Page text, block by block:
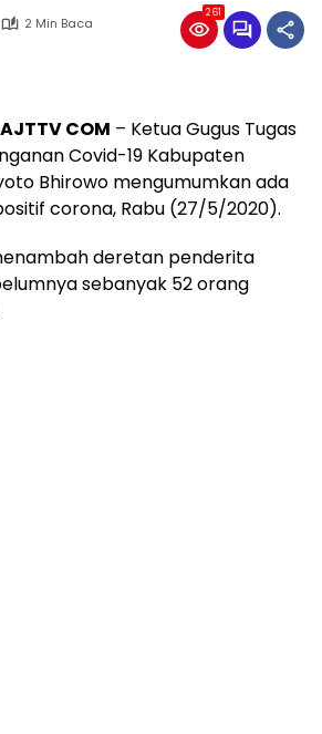
2 Min Baca
261
COM – Ketua Gugus Tugas
Covid-19 Kabupaten
Bhirowo mengumumkan ada
corona, Rabu (27/5/2020).
deretan penderita
sebanyak 52 orang